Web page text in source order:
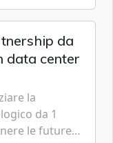
da
data center
la
da 1
le future